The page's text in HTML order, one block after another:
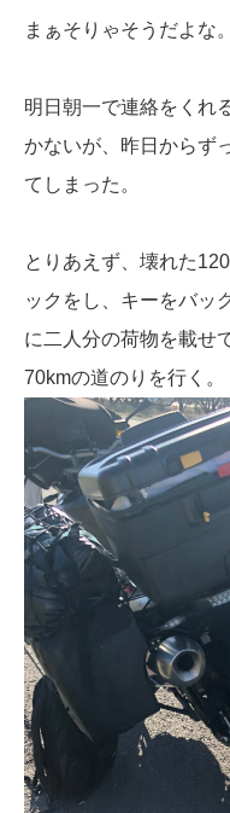
まぁそりゃそうだよな。
明日朝一で連絡をくれ
かないが、昨日からず
てしまった。
とりあえず、壊れた
ックをし、キーをバッ
に二人分の荷物を載せ
70kmの道のりを行く。